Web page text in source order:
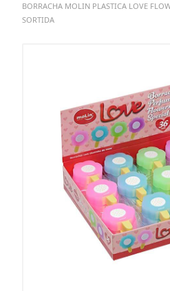
BORRACHA MOLIN PLASTICA LOVE
SORTIDA